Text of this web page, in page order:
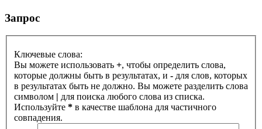
Запрос
Ключевые слова:
Вы можете использовать +, чтобы определить слова,
которые должны быть в результатах, и - для слов, которых
в результатах быть не должно. Вы можете разделить слова
символом | для поиска любого слова из списка.
Используйте * в качестве шаблона для частичного
совпадения.